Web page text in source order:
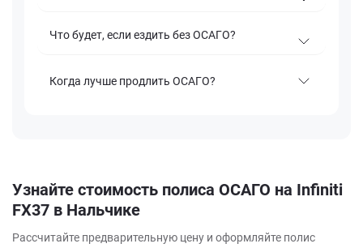
Что будет, если ездить без ОСАГО?
Когда лучше продлить ОСАГО?
Узнайте стоимость полиса ОСАГО на Infiniti
FX37 в Нальчике
Рассчитайте предварительную цену и оформляйте полис